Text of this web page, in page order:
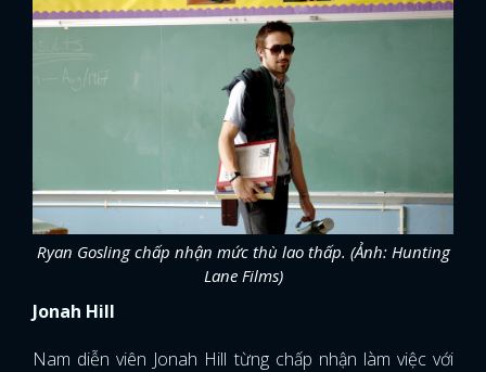
Ryan Gosling chấp nhận mức thù lao thấp. (Ảnh: Hunting
Lane Films)
Jonah Hill
Nam diễn viên Jonah Hill từng chấp nhận làm việc với